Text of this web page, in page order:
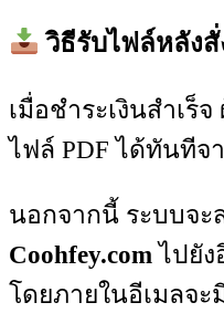
วิธีรับไฟล์หลัง
เมื่อชำระเงินสำเร็
ไฟล์ PDF ได้ทันทีจ
นอกจากนี้ ระบบจะ
Coohfey.com ไปยัง
โดยภายในอีเมลจ